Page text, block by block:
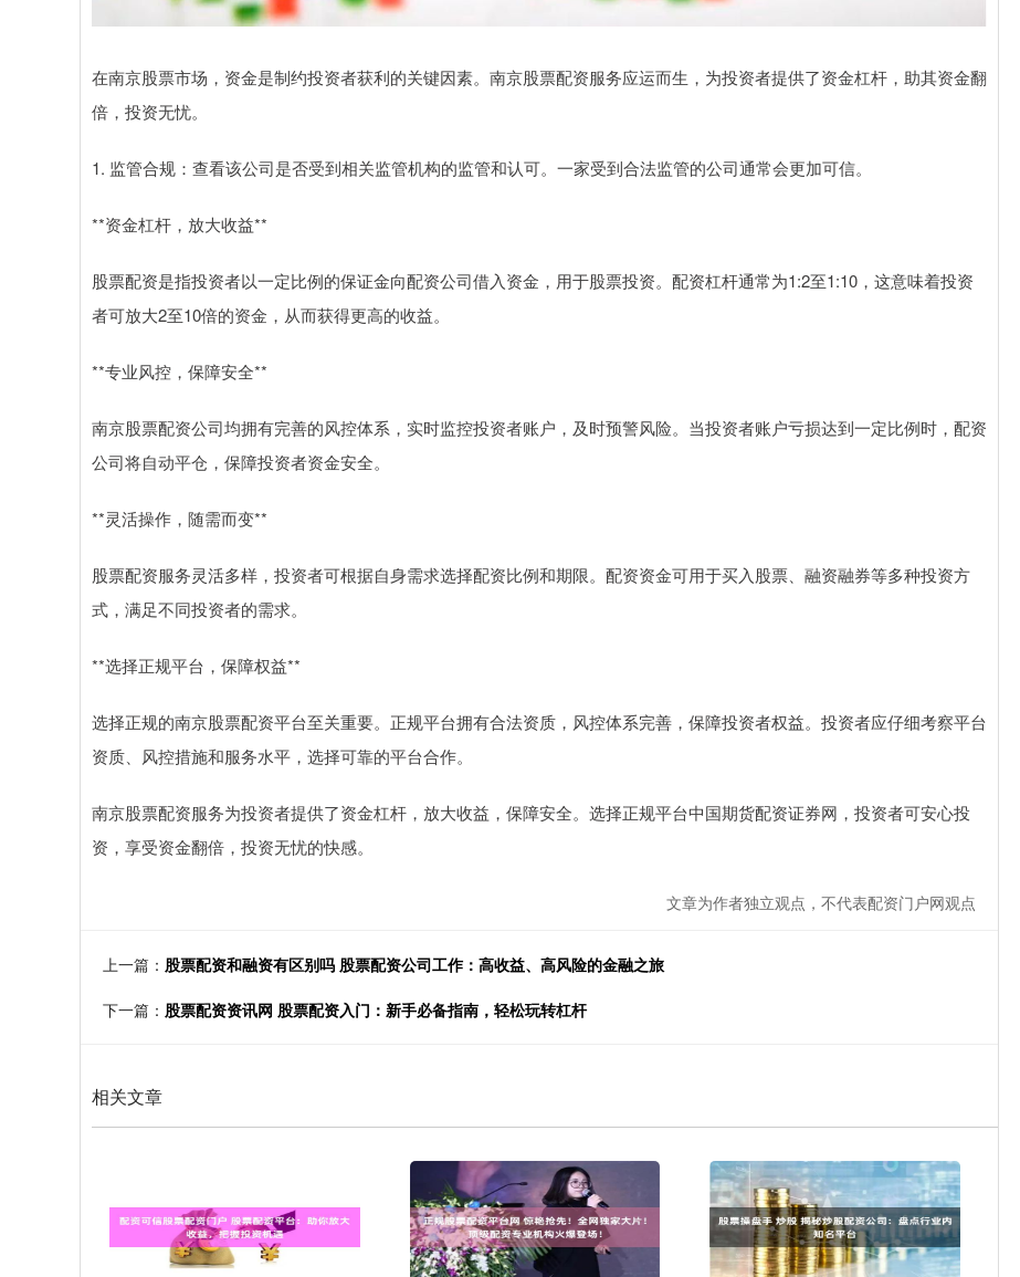
在南京股票市场，资金是制约投资者获利的关键因素。南京股票配资服务应运而生，为投资者提供了资金杠杆，助其资金翻
倍，投资无忧。
1. 监管合规：查看该公司是否受到相关监管机构的监管和认可。一家受到合法监管的公司通常会更加可信。
**资金杠杆，放大收益**
股票配资是指投资者以一定比例的保证金向配资公司借入资金，用于股票投资。配资杠杆通常为1:2至1:10，这意味着投资
者可放大2至10倍的资金，从而获得更高的收益。
**专业风控，保障安全**
南京股票配资公司均拥有完善的风控体系，实时监控投资者账户，及时预警风险。当投资者账户亏损达到一定比例时，配资
公司将自动平仓，保障投资者资金安全。
**灵活操作，随需而变**
股票配资服务灵活多样，投资者可根据自身需求选择配资比例和期限。配资资金可用于买入股票、融资融券等多种投资方
式，满足不同投资者的需求。
**选择正规平台，保障权益**
选择正规的南京股票配资平台至关重要。正规平台拥有合法资质，风控体系完善，保障投资者权益。投资者应仔细考察平台
资质、风控措施和服务水平，选择可靠的平台合作。
南京股票配资服务为投资者提供了资金杠杆，放大收益，保障安全。选择正规平台中国期货配资证券网，投资者可安心投
资，享受资金翻倍，投资无忧的快感。
文章为作者独立观点，不代表配资门户网观点
上一篇： 股票配资和融资有区别吗 股票配资公司工作：高收益、高风险的金融之旅
下一篇： 股票配资资讯网 股票配资入门：新手必备指南，轻松玩转杠杆
相关文章